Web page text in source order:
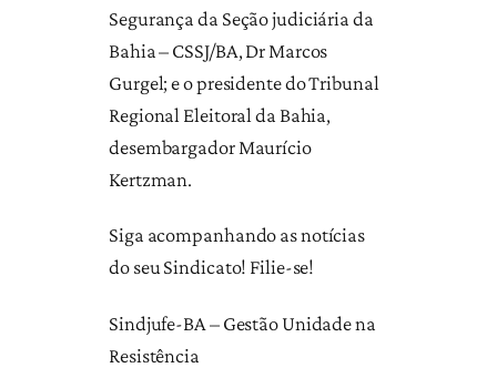
Segurança da Seção judiciária da
Bahia – CSSJ/BA, Dr Marcos
Gurgel; e o presidente do Tribunal
Regional Eleitoral da Bahia,
desembargador Maurício
Kertzman.
Siga acompanhando as notícias
do seu Sindicato! Filie-se!
Sindjufe-BA – Gestão Unidade na
Resistência